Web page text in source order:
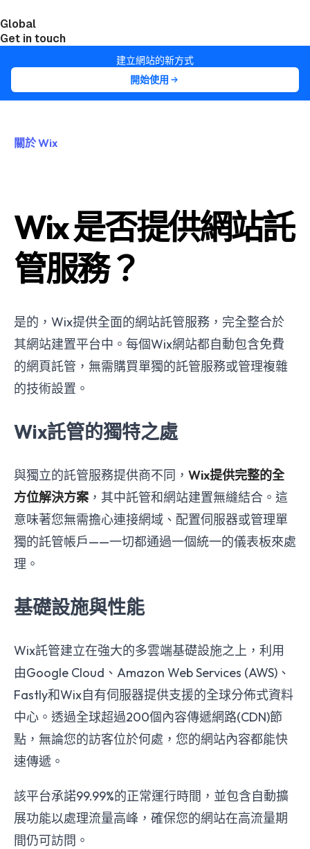
Global
Get in touch
建立網站的新方式
開始使用
關於 Wix
Wix 是否提供網站託
管服務？
是的，Wix提供全面的網站託管服務，完全整合於
其網站建置平台中。每個Wix網站都自動包含免費
的網頁託管，無需購買單獨的託管服務或管理複雜
的技術設置。
Wix託管的獨特之處
與獨立的託管服務提供商不同， Wix提供完整的全
方位解決方案 ，其中託管和網站建置無縫結合。這
意味著您無需擔心連接網域、配置伺服器或管理單
獨的託管帳戶——一切都通過一個統一的儀表板來處
理。
基礎設施與性能
Wix託管建立在強大的多雲端基礎設施之上，利用
由Google Cloud、Amazon Web Services (AWS)、
Fastly和Wix自有伺服器提供支援的全球分佈式資料
中心。透過全球超過200個內容傳遞網路(CDN)節
點，無論您的訪客位於何處，您的網站內容都能快
速傳遞。
該平台承諾99.99%的正常運行時間，並包含自動擴
展功能以處理流量高峰，確保您的網站在高流量期
間仍可訪問。